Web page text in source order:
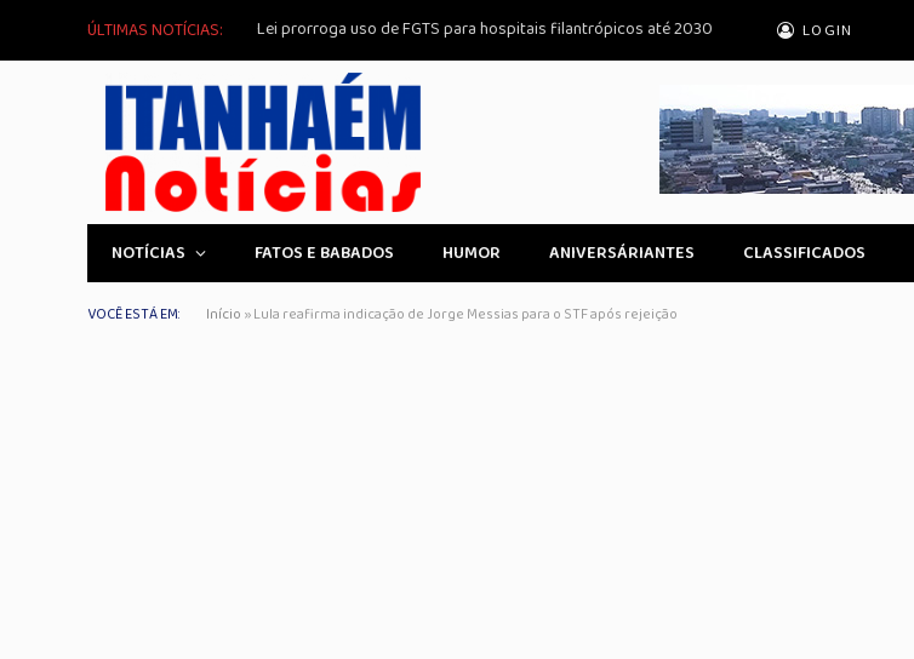
ÚLTIMAS NOTÍCIAS: Lei prorroga uso de FGTS para hospitais filantrópicos até 2030 LOGIN
NOTÍCIAS FATOS E BABADOS HUMOR ANIVERSÁRIANTES CLASSIFICADOS
VOCÊ ESTÁ EM: Início »Lula reafirma indicação de Jorge Messias para o STF após rejeição